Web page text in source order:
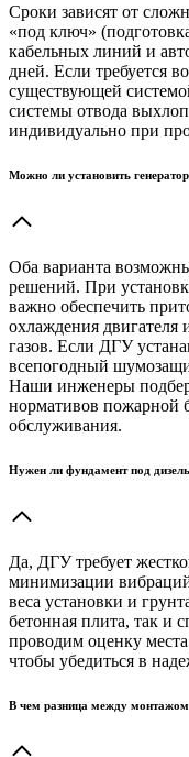
Сроки зависят от
«под ключ»
кабельных линий и
дней. Если требуется
существующей
системы отвода
индивидуально при
Можно ли установить
Оба варианта
решений. При
важно обеспечить
охлаждения
газов. Если ДГУ
всепогодный
Наши инженеры
нормативов пожарной
обслуживания.
Нужен ли фундамент под
Да, ДГУ требует
минимизации
веса установки и
бетонная плита, так и
проводим оценку
чтобы убедиться в
В чем разница между